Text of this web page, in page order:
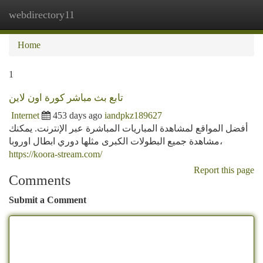
webdirectory11
Home
1
تابع بث مباشر كورة اون لاين
Internet 453 days ago iandpkz189627
أفضل المواقع لمشاهدة المباريات المباشرة عبر الإنترنت. يمكنك
مشاهدة جميع البطولات الكبرى مثلها دوري ابطال اوروبا،
https://koora-stream.com/
Report this page
Comments
Submit a Comment